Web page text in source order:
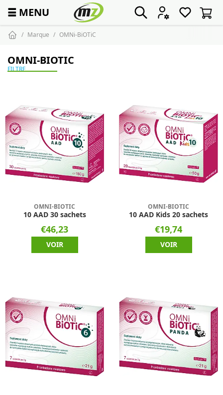
☰ MENU
Marque OMNi-BiOTiC
OMNI-BIOTIC
FILTRE
OMNI-BIOTIC
10 AAD 30 sachets
€46,23
VOIR
OMNI-BIOTIC
10 AAD Kids 20 sachets
€19,74
VOIR